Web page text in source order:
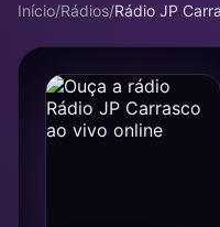
Início/Rádios/Rádio JP